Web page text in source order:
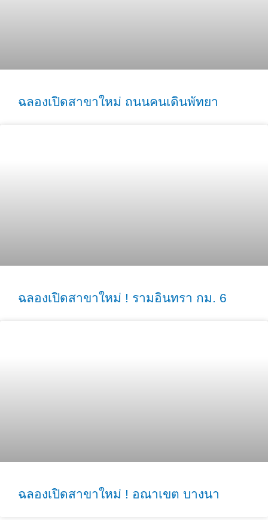
ฉลองเปิดสาขาใหม่ ถนนคนเดินพัทยา
ฉลองเปิดสาขาใหม่ ! รามอินทรา กม. 6
ฉลองเปิดสาขาใหม่ ! อณาเขต บางนา